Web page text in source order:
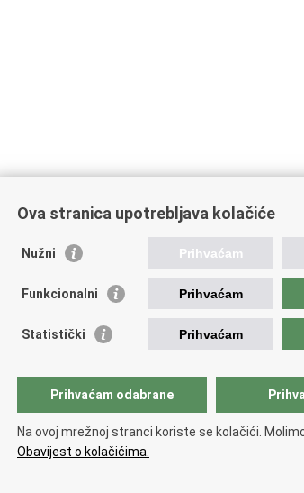
Važne poveznice
Agencija za lijekove i medicinske proizvode
Hrvatski zavod za zdravstveno osiguranje
Hrvatski zavod za javno zdravstvo
Hrvatski zavod za hitnu medicinu
o pristupačnosti
Ova stranica upotrebljava kolačiće
Nužni Prihvaćam
Funkcionalni Prihvaćam
Statistički Prihvaćam
Prihvaćam odabrane
Na ovoj mrežnoj stranci koriste se kolačići.
Obavijest o kolačićima.